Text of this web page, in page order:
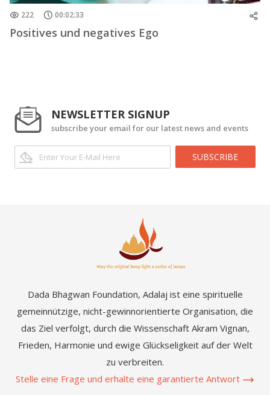
222 00:02:33
Positives und negatives Ego
NEWSLETTER SIGNUP
subscribe your email for our latest news and events
SUBSCRIBE
Dada Bhagwan Foundation, Adalaj ist eine spirituelle
gemeinnützige, nicht-gewinnorientierte Organisation, die
das Ziel verfolgt, durch die Wissenschaft Akram Vignan,
Frieden, Harmonie und ewige Glückseligkeit auf der Welt
zu verbreiten.
Stelle eine Frage und erhalte eine garantierte Antwort